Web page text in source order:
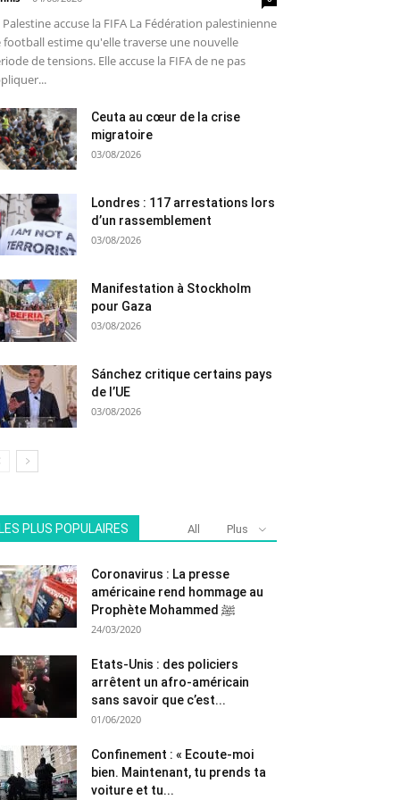
Palestine accuse la FIFA La Fédération palestinienne
football estime qu'elle traverse une nouvelle
de tensions. Elle accuse la FIFA de ne pas
Ceuta au cœur de la crise
migratoire
03/08/2026
Londres : 117 arrestations lors
d’un rassemblement
03/08/2026
Manifestation à Stockholm
pour Gaza
03/08/2026
Sánchez critique certains pays
de l’UE
03/08/2026
LES PLUS POPULAIRES All Plus
Coronavirus : La presse
américaine rend hommage au
Prophète Mohammed ﷺ
24/03/2020
Etats-Unis : des policiers
arrêtent un afro-américain
sans savoir que c’est...
01/06/2020
Confinement : « Ecoute-moi
bien. Maintenant, tu prends ta
voiture et tu...